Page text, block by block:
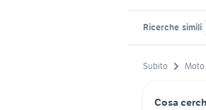
Ricerche simili
Subito Moto
Cosa